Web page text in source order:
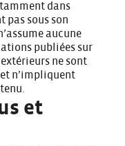
dans
pas sous son
aucune
publiées sur
extérieurs ne sont
n’impliquent
et